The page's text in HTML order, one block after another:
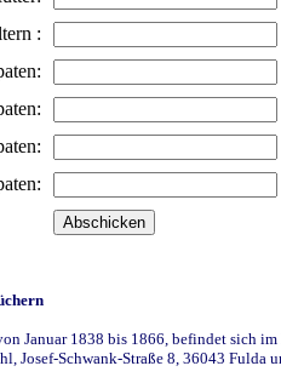
:
Januar 1838 bis 1866, befindet sich
Josef-Schwank-Straße 8, 36043